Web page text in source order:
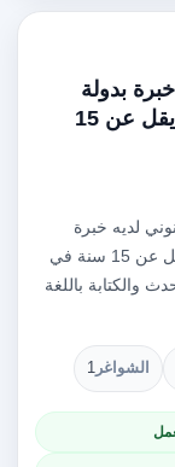
بدولة
الامارات أو بمجموع خبرات لا يقل عن 15
لديه خبرة
بدولة الامارات أو بمجموع خبرات لا يقل عن 15 سنة في
والكتابة باللغة
الشواغر 1